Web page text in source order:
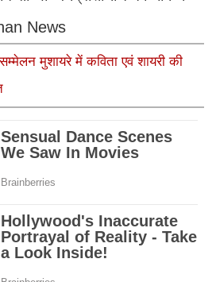
News
मुशायरे में कविता एवं शायरी की